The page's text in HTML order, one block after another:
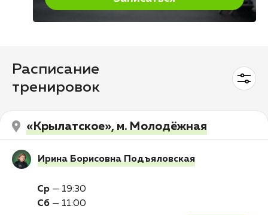
Расписание
тренировок
«Крылатское», м. Молодёжная
Ирина Борисовна Подъяловская
Ср — 19:30
Сб — 11:00